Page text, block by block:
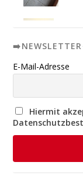
E-Mail-Adresse
Hiermit